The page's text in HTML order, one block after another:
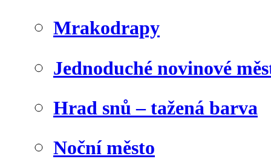
Mrakodrapy
Jednoduché novinové
Hrad snů – tažená barva
Noční město